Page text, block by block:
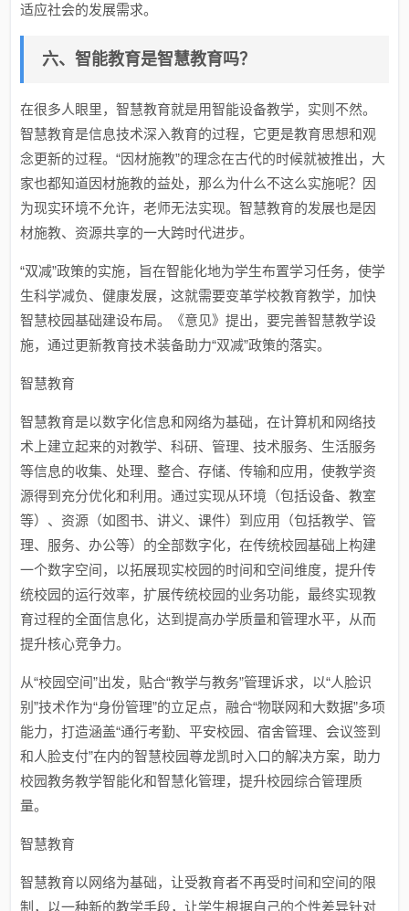
适应社会的发展需求。
六、智能教育是智慧教育吗？
在很多人眼里，智慧教育就是用智能设备教学，实则不然。
智慧教育是信息技术深入教育的过程，它更是教育思想和观
念更新的过程。“因材施教”的理念在古代的时候就被推出，大
家也都知道因材施教的益处，那么为什么不这么实施呢？因
为现实环境不允许，老师无法实现。智慧教育的发展也是因
材施教、资源共享的一大跨时代进步。
“双减”政策的实施，旨在智能化地为学生布置学习任务，使学
生科学减负、健康发展，这就需要变革学校教育教学，加快
智慧校园基础建设布局。《意见》提出，要完善智慧教学设
施，通过更新教育技术装备助力“双减”政策的落实。
智慧教育
智慧教育是以数字化信息和网络为基础，在计算机和网络技
术上建立起来的对教学、科研、管理、技术服务、生活服务
等信息的收集、处理、整合、存储、传输和应用，使教学资
源得到充分优化和利用。通过实现从环境（包括设备、教室
等）、资源（如图书、讲义、课件）到应用（包括教学、管
理、服务、办公等）的全部数字化，在传统校园基础上构建
一个数字空间，以拓展现实校园的时间和空间维度，提升传
统校园的运行效率，扩展传统校园的业务功能，最终实现教
育过程的全面信息化，达到提高办学质量和管理水平，从而
提升核心竞争力。
从“校园空间”出发，贴合“教学与教务”管理诉求，以“人脸识
别”技术作为“身份管理”的立足点，融合“物联网和大数据”多项
能力，打造涵盖“通行考勤、平安校园、宿舍管理、会议签到
和人脸支付”在内的智慧校园尊龙凯时入口的解决方案，助力
校园教务教学智能化和智慧化管理，提升校园综合管理质
量。
智慧教育
智慧教育以网络为基础，让受教育者不再受时间和空间的限
制，以一种新的教学手段，让学生根据自己的个性差异针对